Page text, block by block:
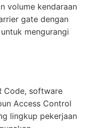
volume kendaraan
gate dengan
mengurangi
Code, software
Access Control
lingkup pekerjaan